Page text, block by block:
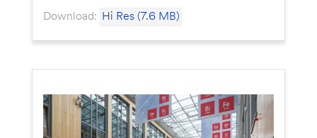
Download: Hi Res (7.6 MB)